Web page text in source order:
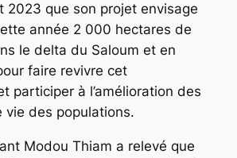
2023 que son projet envisage
année 2 000 hectares de
le delta du Saloum et en
faire revivre cet
participer à l’amélioration des
vie des populations.
Modou Thiam a relevé que